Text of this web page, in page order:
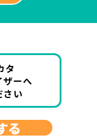
タ
ザーへ
さい
る